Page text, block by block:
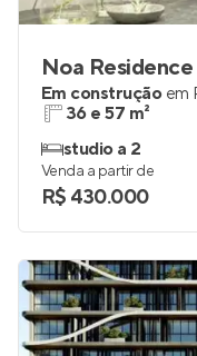
Noa
Em construção em
36 e 57 m²
studio a 2
Venda a partir de
R$ 430.000